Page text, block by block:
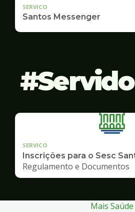
SERVICO
Santos Messenger
SERVICO
Inscrições para o Sesc
Regulamento e Documentos
Mais Saúde